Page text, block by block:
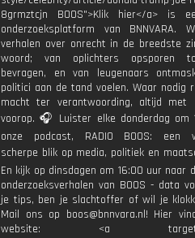
8grmztcjn BOOS">Klik hier</a> is
onderzoeksplatform van BNNVARA.
verhalen over onrecht in de breedste
woord; van oplichters opsporen
bevragen, en van leugenaars
politici aan de tand voelen. Waar nodig
macht ter verantwoording, altijd met
voorop. 🎧 Luister elke donderdag om
onze podcast, RADIO BOOS: een
scherpe blik op media, politiek en
En kijk op dinsdagen om 16:00 uur naar
onderzoeksverhalen van BOOS - data
je tips, ben je slachtoffer of wil je
Mail ons op boos@bnnvara.nl! Hier
website: <a